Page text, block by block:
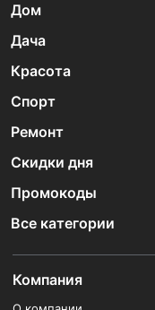
Дом
Дача
Красота
Спорт
Ремонт
Скидки дня
Промокоды
Все категории
Компания